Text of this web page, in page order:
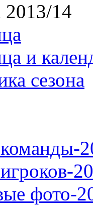
2013/14
и
сезона
фото-